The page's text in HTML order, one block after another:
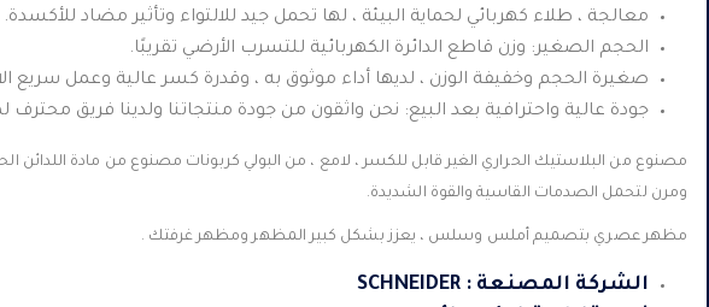
معالجة ، طلاء كهربائي لحماية البيئة ، لها تحمل جيد للالتواء وتأثير مضاد للأكسدة.
الحجم الصغير: وزن قاطع الدائرة الكهربائية للتسرب الأرضي تقريبًا.
صغيرة الحجم وخفيفة الوزن ، لديها أداء موثوق به ، وقدرة كسر عالية وعمل سريع
جودة عالية واحترافية بعد البيع: نحن واثقون من جودة منتجاتنا ولدينا فريق محترف
مصنوع من البلاستيك الحراري الغير قابل للكسر ، لامع ، من البولي كربونات مصنوع من مادة اللدائن
ومرن لتحمل الصدمات القاسية والقوة الشديدة.
مظهر عصري بتصميم أملس وسلس ، يعزز بشكل كبير المظهر ومظهر غرفتك .
الشركة المصنعة : SCHNEIDER